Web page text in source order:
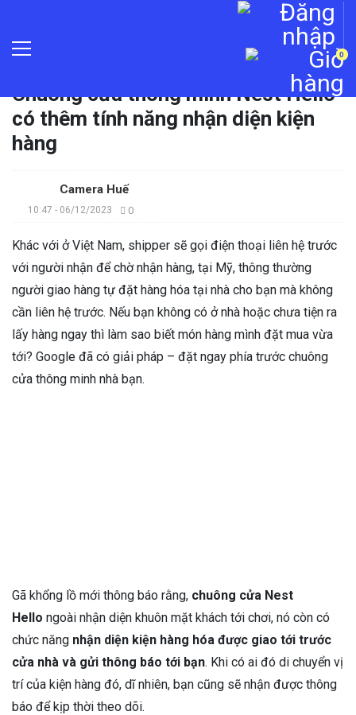
0
Chuông cửa thông minh Nest Hello
có thêm tính năng nhận diện kiện
hàng
Camera Huế
10:47 - 06/12/2023 0
Khác với ở Việt Nam, shipper sẽ gọi điện thoại liên hệ trước
với người nhận để chờ nhận hàng, tại Mỹ, thông thường
người giao hàng tự đặt hàng hóa tại nhà cho bạn mà không
cần liên hệ trước. Nếu bạn không có ở nhà hoặc chưa tiện ra
lấy hàng ngay thì làm sao biết món hàng mình đặt mua vừa
tới? Google đã có giải pháp – đặt ngay phía trước chuông
cửa thông minh nhà bạn.
Gã khổng lồ mới thông báo rằng, chuông cửa Nest
Hello ngoài nhận diện khuôn mặt khách tới chơi, nó còn có
chức năng nhận diện kiện hàng hóa được giao tới trước
cửa nhà và gửi thông báo tới bạn. Khi có ai đó di chuyển vị
trí của kiện hàng đó, dĩ nhiên, bạn cũng sẽ nhận được thông
báo để kịp thời theo dõi.